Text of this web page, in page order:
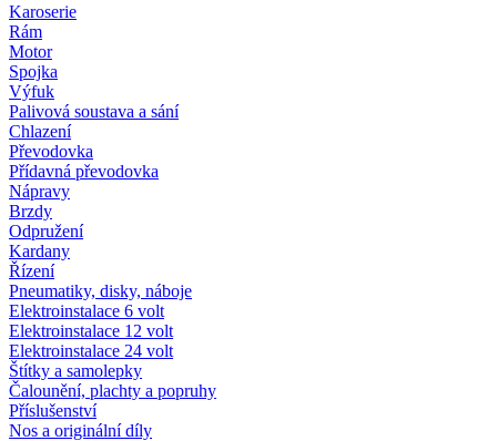
Karoserie
Rám
Motor
Spojka
Výfuk
Palivová soustava a sání
Chlazení
Převodovka
Přídavná převodovka
Nápravy
Brzdy
Odpružení
Kardany
Řízení
Pneumatiky, disky, náboje
Elektroinstalace 6 volt
Elektroinstalace 12 volt
Elektroinstalace 24 volt
Štítky a samolepky
Čalounění, plachty a popruhy
Příslušenství
Nos a originální díly